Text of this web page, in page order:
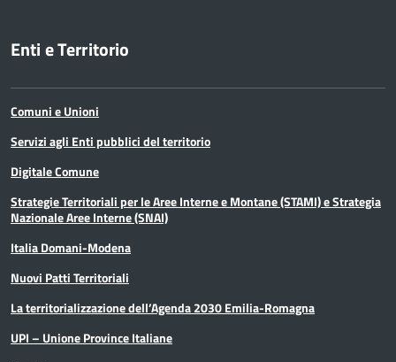
(Funzionario ed elevata qualificazione)
(Funzionario ed elevata qualificazione)
Istruttore Direttivo Ingegnere con E.Q.
(Funzionario ed elevata qualificazione)
Istruttore Direttivo Ingegnere con E.Q.
con funzioni dirigenziali (Funzionario ed elevata
qualificazione)
Istruttore Direttivo Ingegnere gestionale
(Funzionario ed elevata qualificazione)
Enti e Territorio
Comuni e Unioni
Servizi agli Enti pubblici del territorio
Digitale Comune
Strategie Territoriali per le Aree Interne e Montane (STAMI) e Strategia
Nazionale Aree Interne (SNAI)
Italia Domani-Modena
Nuovi Patti Territoriali
La territorializzazione dell’Agenda 2030 Emilia-Romagna
UPI – Unione Province Italiane